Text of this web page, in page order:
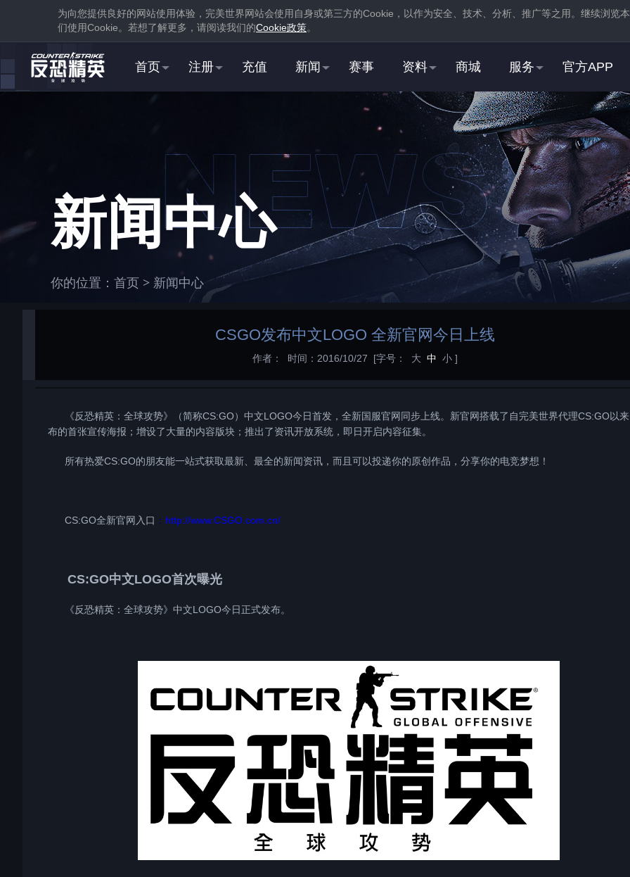
为向您提供良好的网站使用体验，完美世界网站会使用自身或第三方的Cookie ，以作为安全、技术、分析、推广等之用。继续浏览
们使用Cookie。若想了解更多，请阅读我们的Cookie政策。
首页 注册 充值 新闻 赛事 资料 商城 服务 官方APP
新用户
注册 蒸汽平台账号
3
登录蒸汽平台，在商店页
中找到并下载反恐精英：全
STEAM用户
1
在游戏库中找到并 下载
2
属性
打开“
”选项卡
3
在“启动选项
-perfectworld”指令
新闻中心
你的位置： 首页 > 新闻中心
CSGO发布中文LOGO 全新官网今日上线
作者： 时间：2016/10/27 [字号： 大 中 小 ]
《反恐精英：全球攻势》（简称CS:GO）中文LOGO今日首发，全新国服官网同步上线。新官网搭载了自完美世界代理CS:GO以
布的首张宣传海报；增设了大量的内容版块；推出了资讯开放系统，即日开启内容征集。
所有热爱CS:GO的朋友能一站式获取最新、最全的新闻资讯，而且可以投递你的原创作品，分享你的电竞梦想！
CS:GO全新官网入口 ： http://www.CSGO.com.cn/
CS:GO中文LOGO首次曝光
《反恐精英：全球攻势》中文LOGO今日正式发布。